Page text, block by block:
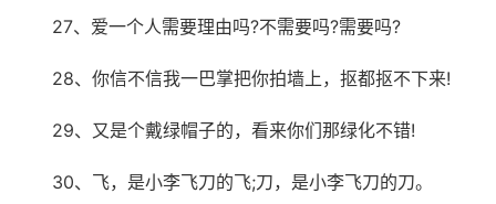
27、爱一个人需要理由吗?不需要吗?需要吗?
28、你信不信我一巴掌把你拍墙上，抠都抠不下来!
29、又是个戴绿帽子的，看来你们那绿化不错!
30、飞，是小李飞刀的飞;刀，是小李飞刀的刀。